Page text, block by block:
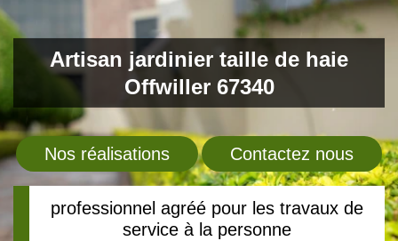
Artisan jardinier taille de haie
Offwiller 67340
Nos réalisations Contactez nous
professionnel agréé pour les travaux de
service à la personne